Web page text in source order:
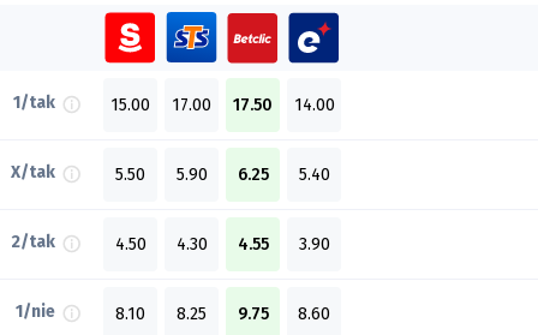
1/tak 15.00 17.00 17.50 14.00
X/tak 5.50 5.90 6.25 5.40
2/tak 4.50 4.30 4.55 3.90
1/nie 8.10 8.25 9.75 8.60